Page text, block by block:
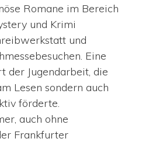
Romane im Bereich
und Krimi
und
Eine
der Jugendarbeit, die
Lesen sondern auch
förderte.
auch ohne
Frankfurter